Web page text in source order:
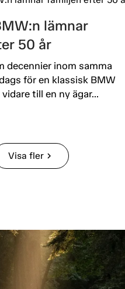
lämnar
50 år
decennier inom samma
för en klassisk BMW
till en ny ägar...
Visa flerchevron_right